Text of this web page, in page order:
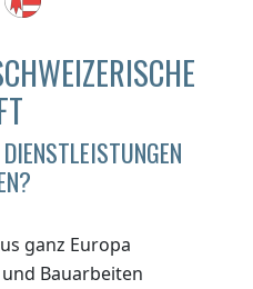
ganz Europa
Bauarbeiten